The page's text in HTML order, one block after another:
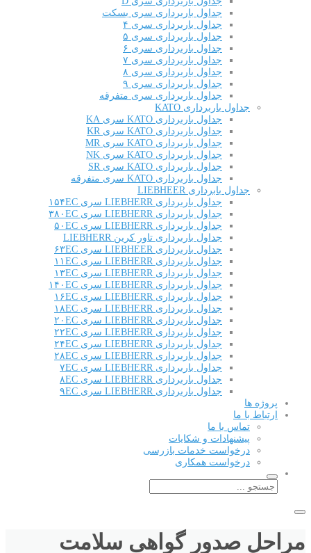
جداول باربرداری سری بسکت
جداول باربرداری سری ۴
جداول باربرداری سری ۵
جداول باربرداری سری ۶
جداول باربرداری سری ۷
جداول باربرداری سری ۸
جداول باربرداری سری ۹
جداول باربرداری سری متفرقه
جداول باربرداری KATO
جداول باربرداری KATO سری KA
جداول باربرداری KATO سری KR
جداول باربرداری KATO سری MR
جداول باربرداری KATO سری NK
جداول باربرداری KATO سری SR
جداول باربرداری KATO سری متفرقه
جداول بابرداری LIEBHEER
جداول باربرداری LIEBHERR سری ۱۵۴EC
جداول باربرداری LIEBHERR سری ۳۸۰EC
جداول باربرداری LIEBHERR سری ۵۰EC
جداول باربرداری تاور کرین LIEBHERR
جداول باربرداری LIEBHEER سری ۶۳EC
جداول باربرداری LIEBHERR سری ۱۱EC
جداول باربرداری LIEBHERR سری ۱۳EC
جداول باربرداری LIEBHERR سری ۱۴۰EC
جداول باربرداری LIEBHERR سری ۱۶EC
جداول باربرداری LIEBHERR سری ۱۸EC
جداول باربرداری LIEBHERR سری ۲۰EC
جداول باربرداری LIEBHERR سری ۲۲EC
جداول باربرداری LIEBHERR سری ۲۴EC
جداول باربرداری LIEBHERR سری ۲۸EC
جداول باربرداری LIEBHERR سری ۷EC
جداول باربرداری LIEBHERR سری ۸EC
جداول باربرداری LIEBHERR سری ۹EC
پروژه ها
ارتباط با ما
تماس با ما
پیشنهادات و شکایات
درخواست خدمات بازرسی
درخواست همکاری
مراحل صدور گواهی سلامت